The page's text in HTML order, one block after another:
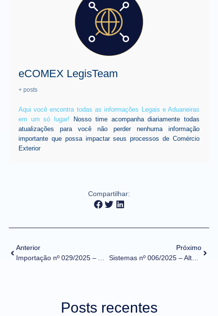
eCOMEX LegisTeam
+ posts
Aqui você encontra todas as informações Legais e Aduaneiras
em um só lugar! Nosso time acompanha diariamente todas
atualizações para você não perder nenhuma informação
importante que possa impactar seus processos de Comércio
Exterior
Compartilhar:
Anterior
Importação nº 029/2025 – Adesão do Decex ao NPI
Próximo
Sistemas nº 006/2025 – Alterações de atributos em modelos de LPCO da ANVISA e MAPA
Posts recentes